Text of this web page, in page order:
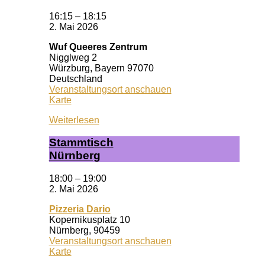
16:15 – 18:15
2. Mai 2026
Wuf Queeres Zentrum
Nigglweg 2
Würzburg, Bayern 97070
Deutschland
Veranstaltungsort anschauen
KarteWuf
Zentrum
Weiterlesen
Stamm­tisch
Nürn­berg
18:00 – 19:00
2. Mai 2026
Pizzeria Dario
Kopernikusplatz 10
Nürnberg, 90459
Veranstaltungsort anschauen
KartePizzeria